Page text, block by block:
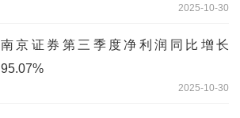
2025-10-30
南京证券第三季度净利润同比增长
95.07%
2025-10-30